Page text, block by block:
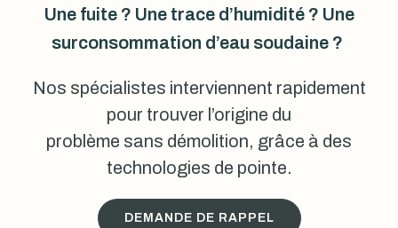
Une fuite ? Une trace d’humidité ? Une
surconsommation d’eau soudaine ?
Nos spécialistes interviennent rapidement
pour trouver l’origine du
problème sans démolition, grâce à des
technologies de pointe.
DEMANDE DE RAPPEL